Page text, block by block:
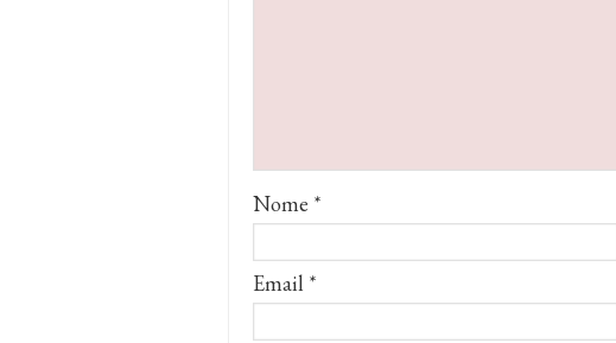
Nome *
Email *